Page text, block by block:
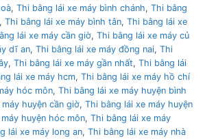
, Thi bằng lái xe máy bình chánh, Thi bằng
, Thi bằng lái xe máy bình tân, Thi bằng lái xe
lái xe máy cần giờ, Thi bằng lái xe máy củ
dĩ an, Thi bằng lái xe máy đồng nai, Thi
, Thi bằng lái xe máy gần nhất, Thi bằng lái
lái xe máy hcm, Thi bằng lái xe máy hồ chí
hóc môn, Thi bằng lái xe máy huyện bình
huyện cần giờ, Thi bằng lái xe máy huyện
huyện hóc môn, Thi bằng lái xe máy
lái xe máy long an, Thi bằng lái xe máy nhà